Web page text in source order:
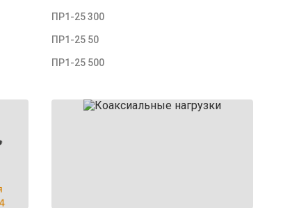
ПР1-25 300
ПР1-25 50
ПР1-25 500